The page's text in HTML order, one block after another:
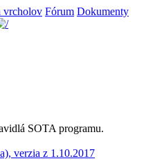
vrcholov Fórum Dokumenty
SOTA programu.
verzia z 1.10.2017